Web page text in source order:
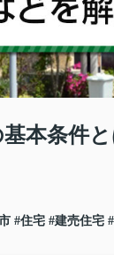
本条件
#住宅 #建売住宅